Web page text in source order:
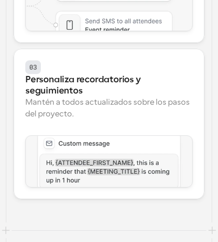
03
Personaliza recordatorios y
seguimientos
Mantén a todos actualizados sobre los pasos
del proyecto.